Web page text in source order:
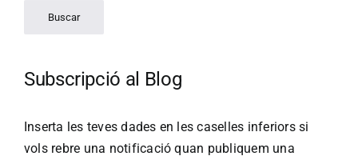
Subscripció al Blog
Inserta les teves dades en les caselles inferiors si
vols rebre una notificació quan publiquem una